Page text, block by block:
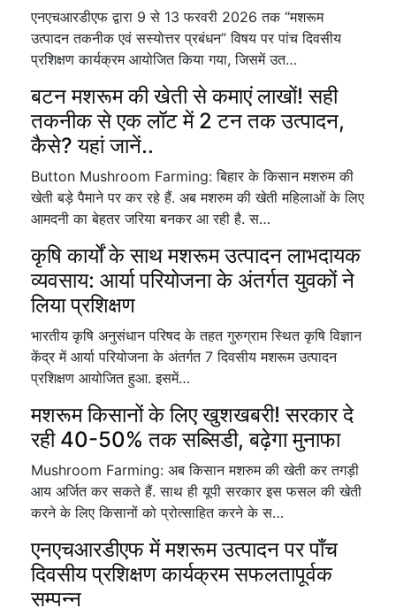
एनएचआरडीएफ द्वारा 9 से 13 फरवरी 2026 तक “मशरूम
उत्पादन तकनीक एवं सस्योत्तर प्रबंधन” विषय पर पांच दिवसीय
प्रशिक्षण कार्यक्रम आयोजित किया गया, जिसमें उत…
बटन मशरूम की खेती से कमाएं लाखों! सही
तकनीक से एक लॉट में 2 टन तक उत्पादन,
कैसे? यहां जानें..
Button Mushroom Farming: बिहार के किसान मशरुम की
खेती बड़े पैमाने पर कर रहे हैं. अब मशरुम की खेती महिलाओं के लिए
आमदनी का बेहतर जरिया बनकर आ रही है. स…
कृषि कार्यों के साथ मशरूम उत्पादन लाभदायक
व्यवसाय: आर्या परियोजना के अंतर्गत युवकों ने
लिया प्रशिक्षण
भारतीय कृषि अनुसंधान परिषद के तहत गुरुग्राम स्थित कृषि विज्ञान
केंद्र में आर्या परियोजना के अंतर्गत 7 दिवसीय मशरूम उत्पादन
प्रशिक्षण आयोजित हुआ. इसमें…
मशरूम किसानों के लिए खुशखबरी! सरकार दे
रही 40-50% तक सब्सिडी, बढ़ेगा मुनाफा
Mushroom Farming: अब किसान मशरुम की खेती कर तगड़ी
आय अर्जित कर सकते हैं. साथ ही यूपी सरकार इस फसल की खेती
करने के लिए किसानों को प्रोत्साहित करने के स…
एनएचआरडीएफ में मशरूम उत्पादन पर पाँच
दिवसीय प्रशिक्षण कार्यक्रम सफलतापूर्वक
सम्पन्न